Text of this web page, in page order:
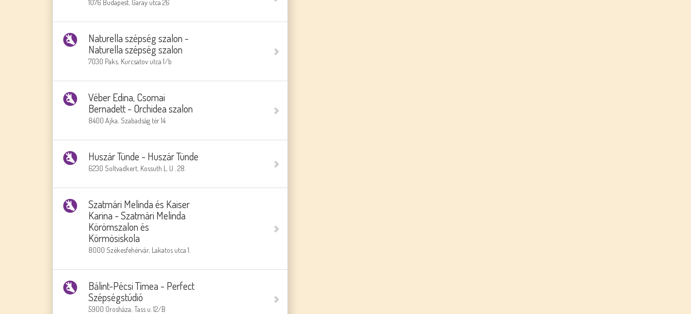
1076 Budapest, Garay utca 26
Naturella szépség szalon -
Naturella szépség szalon
7030 Paks, Kurcsatov utca 1/b
Véber Edina, Csomai
Bernadett - Orchidea szalon
8400 Ajka, Szabadság tér 14
Huszár Tünde - Huszár Tünde
6230 Soltvadkert, Kossuth L. U . 28.
Szatmári Melinda és Kaiser
Karina - Szatmári Melinda
Körömszalon és
Körmösiskola
8000 Székesfehérvár, Lakatos utca 1.
Bálint-Pécsi Tímea - Perfect
Szépségstúdió
5900 Orosháza, Tass u. 12/B